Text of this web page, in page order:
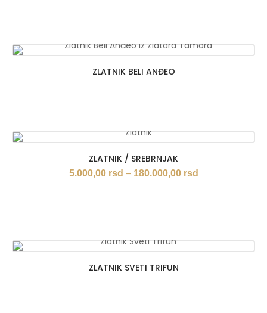
ZLATNIK BELI ANĐEO
ZLATNIK / SREBRNJAK
5.000,00 rsd – 180.000,00 rsdRaspon
180.000,00 rsd
ZLATNIK SVETI TRIFUN